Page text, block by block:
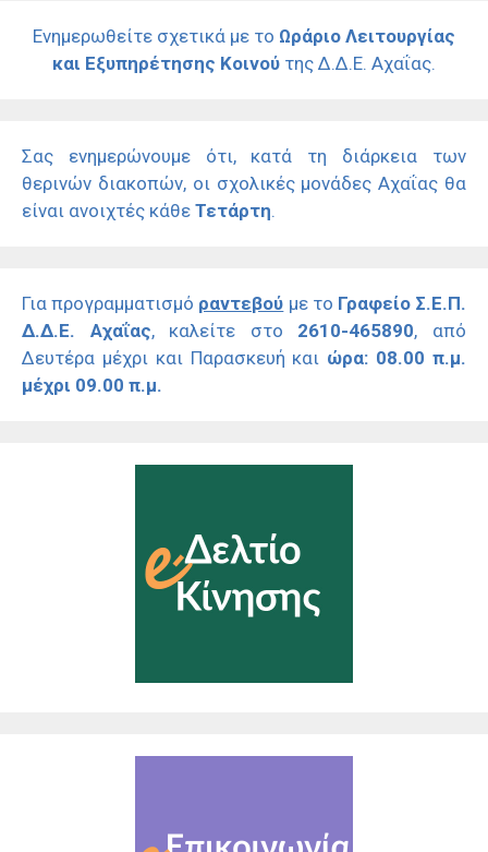
Ενημερωθείτε σχετικά με το Ωράριο Λειτουργίας
και Εξυπηρέτησης Κοινού της Δ.Δ.Ε. Αχαΐας.
Σας ενημερώνουμε ότι, κατά τη διάρκεια των
θερινών διακοπών, οι σχολικές μονάδες Αχαΐας θα
είναι ανοιχτές κάθε Τετάρτη.
Για προγραμματισμό ραντεβού με το Γραφείο Σ.Ε.Π.
Δ.Δ.Ε. Αχαΐας, καλείτε στο 2610-465890, από
Δευτέρα μέχρι και Παρασκευή και ώρα: 08.00 π.μ.
μέχρι 09.00 π.μ.